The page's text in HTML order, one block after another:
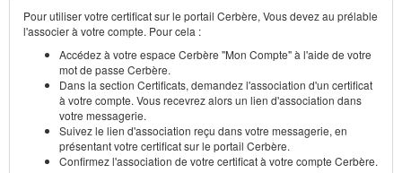
Pour utiliser votre certificat sur le portail Cerbère, Vous devez au prélable
l'associer à votre compte. Pour cela :
Accédez à votre espace Cerbère "Mon Compte" à l'aide de votre
mot de passe Cerbère.
Dans la section Certificats, demandez l'association d'un certificat
à votre compte. Vous recevrez alors un lien d'association dans
votre messagerie.
Suivez le lien d'association reçu dans votre messagerie, en
présentant votre certificat sur le portail Cerbère.
Confirmez l'association de votre certificat à votre compte Cerbère.